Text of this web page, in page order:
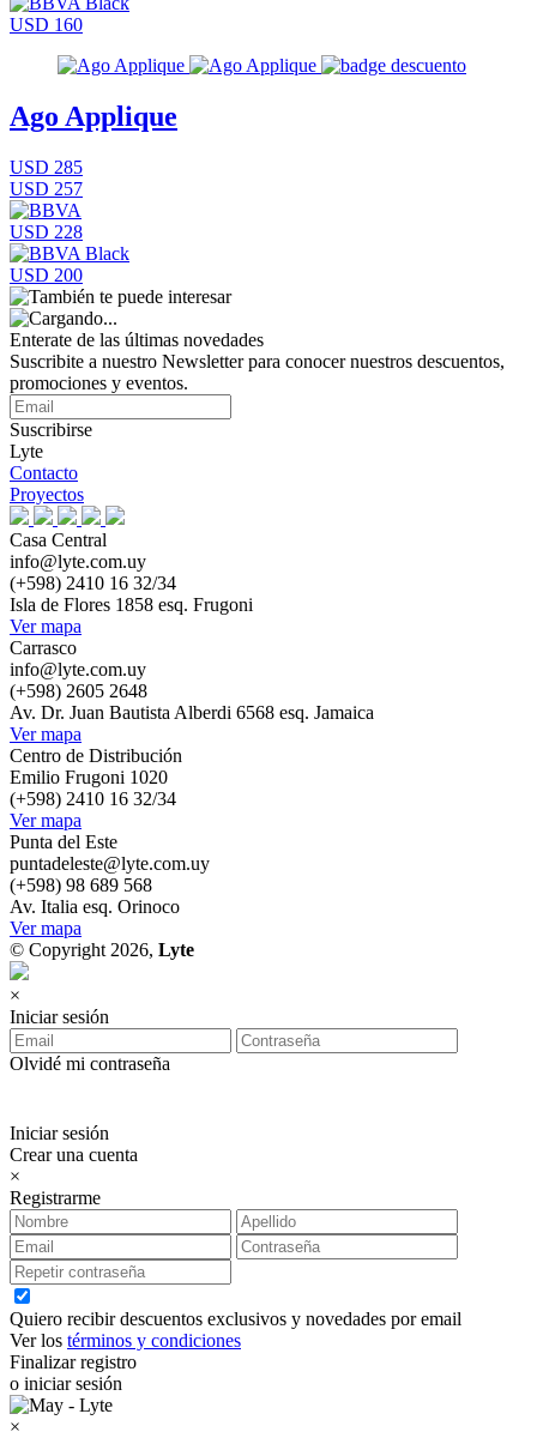
USD 160
Ago Applique
USD 285
USD 257
USD 228
USD 200
Enterate de las últimas novedades
Suscribite a nuestro Newsletter para conocer nuestros descuentos,
promociones y eventos.
Suscribirse
Lyte
Contacto
Proyectos
Casa Central
info@lyte.com.uy
(+598) 2410 16 32/34
Isla de Flores 1858 esq. Frugoni
Ver mapa
Carrasco
info@lyte.com.uy
(+598) 2605 2648
Av. Dr. Juan Bautista Alberdi 6568 esq. Jamaica
Ver mapa
Centro de Distribución
Emilio Frugoni 1020
(+598) 2410 16 32/34
Ver mapa
Punta del Este
puntadeleste@lyte.com.uy
(+598) 98 689 568
Av. Italia esq. Orinoco
Ver mapa
© Copyright 2026, Lyte
×
Iniciar sesión
Olvidé mi contraseña
Iniciar sesión
Crear una cuenta
×
Registrarme
Quiero recibir descuentos exclusivos y novedades por email
Ver los términos y condiciones
Finalizar registro
o iniciar sesión
×